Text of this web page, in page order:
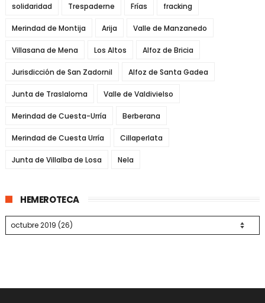
solidaridad Trespaderne Frías fracking
Merindad de Montija Arija Valle de Manzanedo
Villasana de Mena Los Altos Alfoz de Bricia
Jurisdicción de San Zadornil Alfoz de Santa Gadea
Junta de Traslaloma Valle de Valdivielso
Merindad de Cuesta-Urría Berberana
Merindad de Cuesta Urría Cillaperlata
Junta de Villalba de Losa Nela
HEMEROTECA